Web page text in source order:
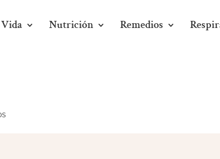
Nutrición Remedios